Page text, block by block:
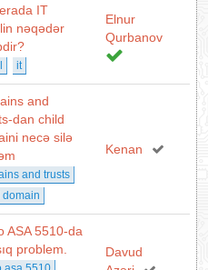
IT
nəqədər
it
Elnur
Qurbanov
and
dan child
necə silə
and trusts
domain
Kenan
ASA 5510-da
problem.
Davud